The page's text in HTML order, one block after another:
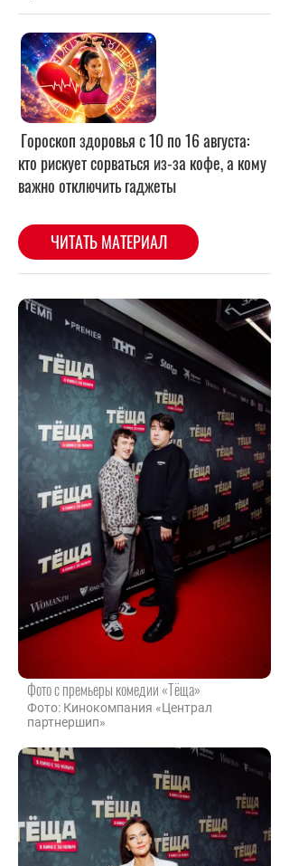
Фото с премьеры комедии «Тёща»
Фото: Кинокомпания «Централ
партнершип»